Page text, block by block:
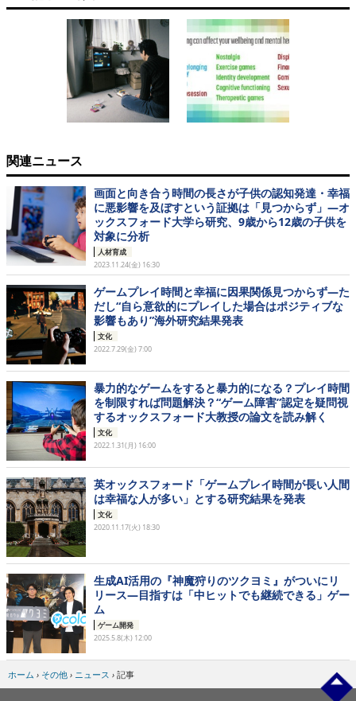
関連ニュース
画面と向き合う時間の長さが子供の認知発達・幸福
に悪影響を及ぼすという証拠は「見つからず」―オ
ックスフォード大学ら研究、9歳から12歳の子供を
対象に分析
人材育成
2023.11.24(金) 16:30
ゲームプレイ時間と幸福に因果関係見つからず―た
だし“自ら意欲的にプレイした場合はポジティブな
影響もあり”海外研究結果発表
文化
2022.7.29(金) 7:00
暴力的なゲームをすると暴力的になる？プレイ時間
を制限すれば問題解決？“ゲーム障害”認定を疑問視
するオックスフォード大教授の論文を読み解く
文化
2022.1.31(月) 16:00
英オックスフォード「ゲームプレイ時間が長い人間
は幸福な人が多い」とする研究結果を発表
文化
2020.11.17(火) 18:30
生成AI活用の『神魔狩りのツクヨミ』がついにリ
リース―目指すは「中ヒットでも継続できる」ゲー
ム
ゲーム開発
2025.5.8(木) 12:00
ホーム › その他 › ニュース › 記事